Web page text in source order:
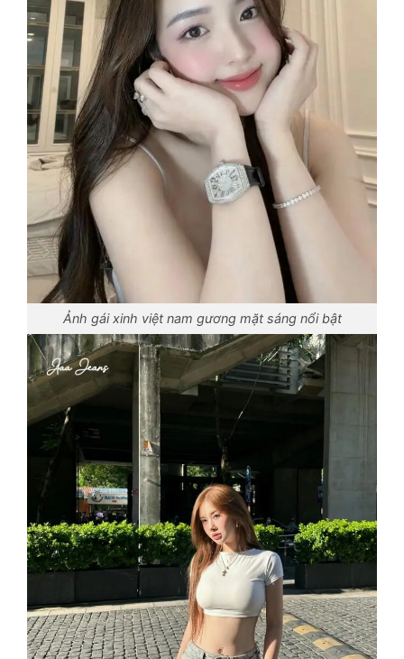
Ảnh gái xinh việt nam gương mặt sáng nổi bật